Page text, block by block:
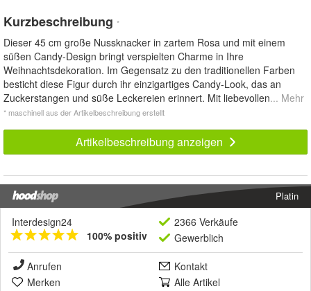
Kurzbeschreibung *
Dieser 45 cm große Nussknacker in zartem Rosa und mit einem
süßen Candy-Design bringt verspielten Charme in Ihre
Weihnachtsdekoration. Im Gegensatz zu den traditionellen Farben
besticht diese Figur durch ihr einzigartiges Candy-Look, das an
Zuckerstangen und süße Leckereien erinnert. Mit liebevollen... Mehr
* maschinell aus der Artikelbeschreibung erstellt
Artikelbeschreibung anzeigen
Platin
Interdesign24
100% positiv
2366 Verkäufe
Gewerblich
Anrufen
Kontakt
Merken
Alle Artikel